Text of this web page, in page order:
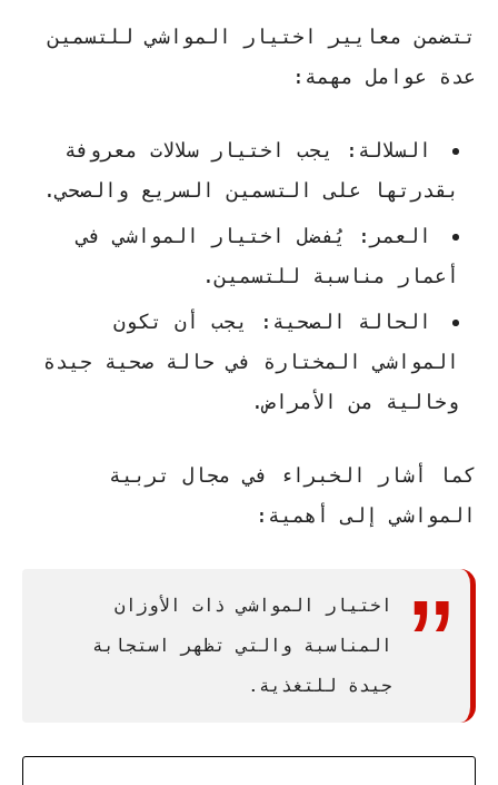
تتضمن معايير
اختيار المواشي للتسمين
عدة عوامل مهمة:
السلالة: يجب اختيار سلالات معروفة
بقدرتها على التسمين السريع والصحي.
العمر: يُفضل اختيار المواشي في
أعمار مناسبة للتسمين.
الحالة الصحية: يجب أن تكون
المواشي المختارة في حالة صحية جيدة
وخالية من الأمراض.
كما أشار الخبراء
في مجال تربية
المواشي إلى أهمية:
اختيار المواشي ذات الأوزان
المناسبة والتي تظهر استجابة
جيدة للتغذية.